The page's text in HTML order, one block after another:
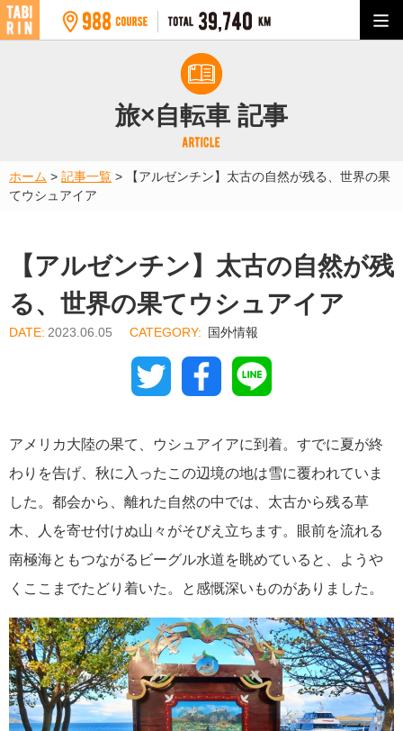
旅×自転車 記事
ホーム > 記事一覧 >
【アルゼンチン】太古の自然が残る、世界の果
てウシュアイア
【アルゼンチン】太古の自然が残
る、世界の果てウシュアイア
2023.06.05 国外情報
Twitter Facebook
アメリカ大陸の果て、ウシュアイアに到着。すでに夏が終
わりを告げ、秋に入ったこの辺境の地は雪に覆われていま
した。都会から、離れた自然の中では、太古から残る草
木、人を寄せ付けぬ山々がそびえ立ちます。眼前を流れる
南極海ともつながるビーグル水道を眺めていると、ようや
くここまでたどり着いた。と感慨深いものがありました。